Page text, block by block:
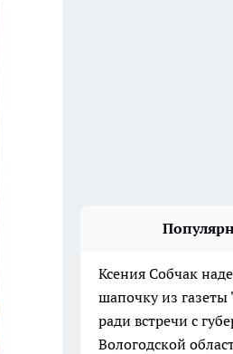
Ксения Собчак
шапочку из газеты
ради встречи с
Вологодской